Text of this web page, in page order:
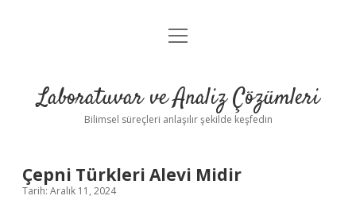
Anasayfa
Yasal Uyarı
menüyü
Laboratuvar ve Analiz Çözümleri
Bilimsel süreçleri anlaşılır şekilde keşfedin
Çepni Türkleri Alevi Midir
Tarih: Aralık 11, 2024